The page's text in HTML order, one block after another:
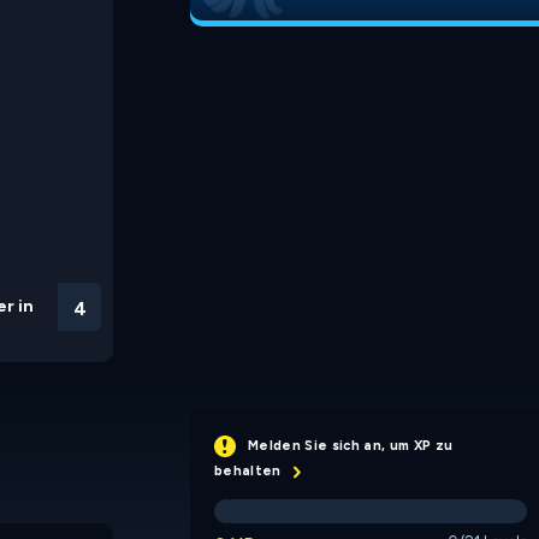
in 3
Melden Sie sich an, um XP zu
behalten